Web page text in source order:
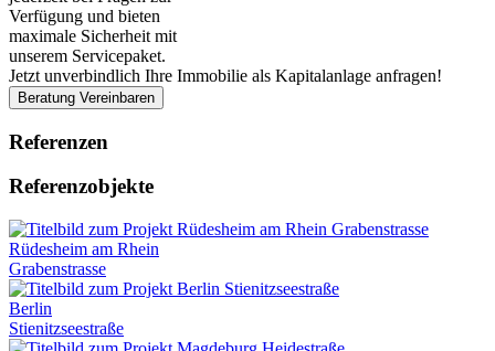
Verfügung und bieten
maximale Sicherheit mit
unserem Servicepaket.
Jetzt unverbindlich Ihre Immobilie als Kapitalanlage anfragen!
Beratung Vereinbaren
Referenzen
Referenzobjekte
Rüdesheim am Rhein
Grabenstrasse
Berlin
Stienitzseestraße